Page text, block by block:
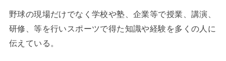
野球の現場だけでなく学校や塾、企業等で授業、講演、
研修、等を行いスポーツで得た知識や経験を多くの人に
伝えている。